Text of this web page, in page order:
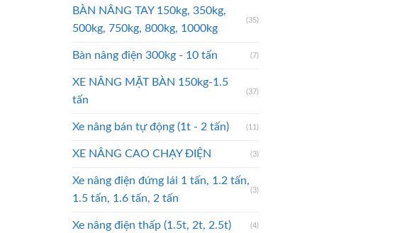
BÀN NÂNG TAY 150kg, 350kg,
500kg, 750kg, 800kg, 1000kg
(35)
Bàn nâng điện 300kg - 10 tấn (7)
XE NÂNG MẶT BÀN 150kg-1.5
tấn
(37)
Xe nâng bán tự động (1t - 2 tấn) (11)
XE NÂNG CAO CHẠY ĐIỆN (3)
Xe nâng điện đứng lái 1 tấn, 1.2 tấn,
1.5 tấn, 1.6 tấn, 2 tấn
(3)
Xe nâng điện thấp (1.5t, 2t, 2.5t) (4)